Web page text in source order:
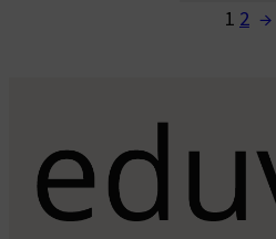
1 2 →